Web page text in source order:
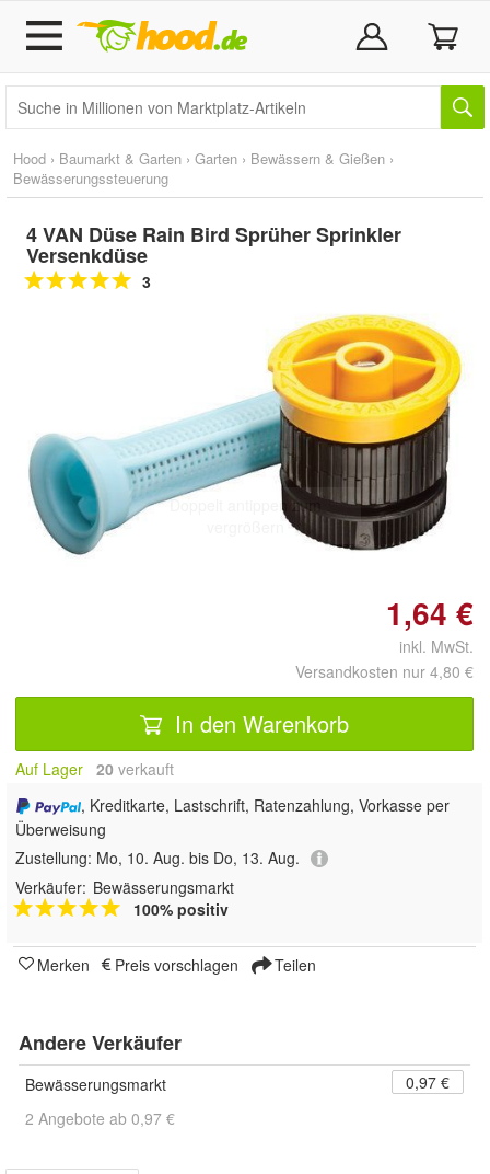
Hood › Baumarkt & Garten › Garten › Bewässern & Gießen ›
Bewässerungssteuerung
4 VAN Düse Rain Bird Sprüher Sprinkler
Versenkdüse
3
Doppelt antippen zum
1,64 €
inkl. MwSt.
Versandkosten nur 4,80 €
In den Warenkorb
Auf Lager 20 verkauft
, Kreditkarte, Lastschrift, Ratenzahlung, Vorkasse per
Überweisung
Zustellung: Mo, 10. Aug. bis Do, 13. Aug.
Verkäufer: Bewässerungsmarkt
100% positiv
Merken Preis vorschlagen Teilen
Andere Verkäufer
Bewässerungsmarkt
0,97 €
2 Angebote ab 0,97 €